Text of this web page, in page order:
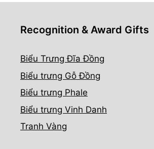
Recognition & Award Gifts
Biểu Trưng Đĩa Đồng
Biểu trưng Gỗ Đồng
Biểu trưng Phale
Biểu trưng Vinh Danh
Tranh Vàng